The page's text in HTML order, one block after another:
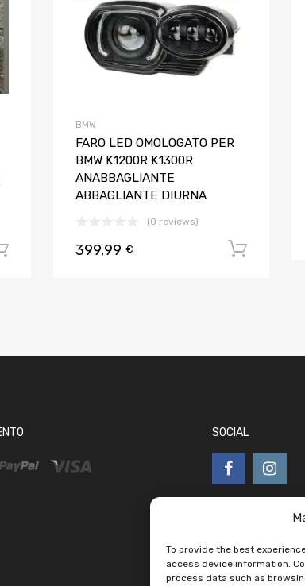
To provide the best
access device information.
process data such as
Aggiungi al carrello
BMW
FARO LED OMOLOGATO PER
BMW K1200R K1300R
ANABBAGLIANTE
ABBAGLIANTE DIURNA
(0 reviews)
399,99 €
SOCIAL